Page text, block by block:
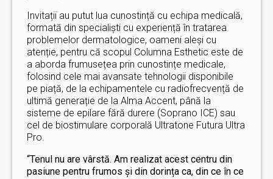
Invitații au putut lua cunostință cu echipa medicală,
formată din specialiști cu experiență în tratarea
problemelor dermatologice, oameni aleși cu
atenție, pentru că scopul Columna Esthetic este de
a aborda frumusețea prin cunostințe medicale,
folosind cele mai avansate tehnologii disponibile
pe piață, de la echipamentele cu radiofrecvență de
ultimă generație de la Alma Accent, până la
sisteme de epilare fără durere (Soprano ICE) sau
cel de biostimulare corporală Ultratone Futura Ultra
Pro.
“Tenul nu are vârstă. Am realizat acest centru din
pasiune pentru frumos și din dorința ca, din ce în ce